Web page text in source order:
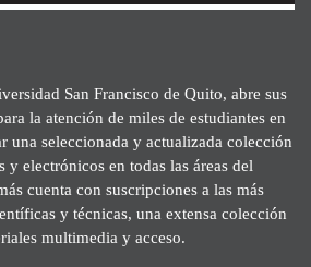
San Francisco de Quito, abre sus
la atención de miles de estudiantes en
una seleccionada y actualizada colección
y electrónicos en todas las áreas del
cuenta con suscripciones a las más
y técnicas, una extensa colección
multimedia y acceso.